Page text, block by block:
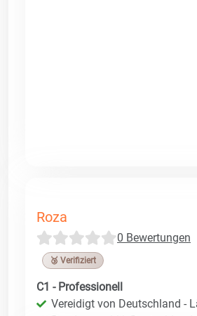
Roza
0 Bewertungen
🥉 Verifiziert
C1 - Professionell
Vereidigt von Deutschland -